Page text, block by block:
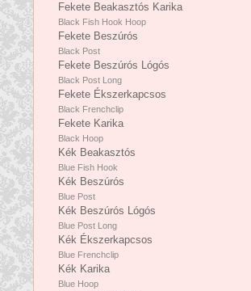
Fekete Beakasztós Karika
Black Fish Hook Hoop
Fekete Beszúrós
Black Post
Fekete Beszúrós Lógós
Black Post Long
Fekete Ékszerkapcsos
Black Frenchclip
Fekete Karika
Black Hoop
Kék Beakasztós
Blue Fish Hook
Kék Beszúrós
Blue Post
Kék Beszúrós Lógós
Blue Post Long
Kék Ékszerkapcsos
Blue Frenchclip
Kék Karika
Blue Hoop